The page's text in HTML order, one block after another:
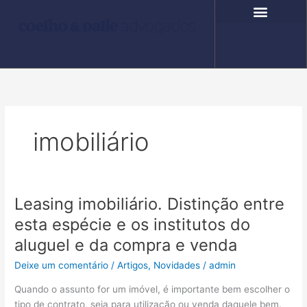
imobiliário
Leasing imobiliário. Distinção entre
esta espécie e os institutos do
aluguel e da compra e venda
Deixe um comentário /Artigos, Novidades /admin
Quando o assunto for um imóvel, é importante bem escolher o
tipo de contrato, seja para utilização ou venda daquele bem.
Leasing
Distinção
entre
esta
e